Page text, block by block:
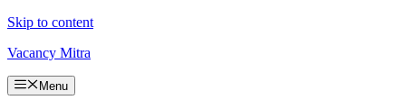
Skip to content
Vacancy Mitra
Menu